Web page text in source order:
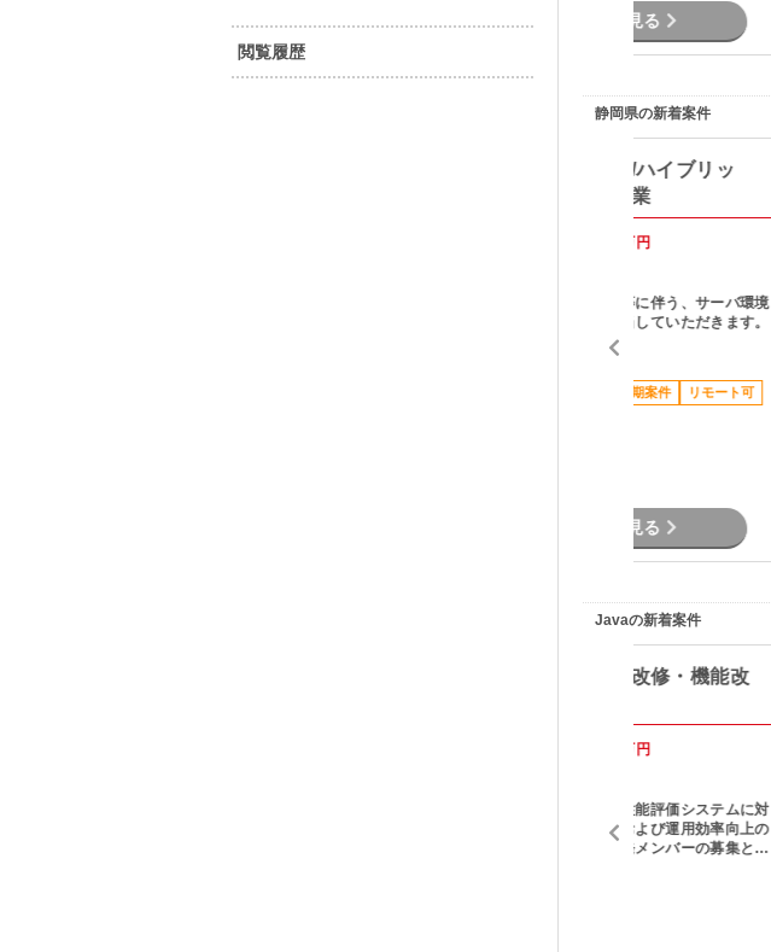
閲覧履歴
詳細を見る
静岡県の新着案件
【データーベース/ハイブリッ
ト】データ移行作業
万円
システム移行等に伴う、サーバ環境
構築作業を担当していただきます。
長期案件 リモート可
詳細を見る
Javaの新着案件
性能評価システム改修・機能改
万円
現在運用中の性能評価システムに対
する機能改善および運用効率向上の
図るための開発メンバーの募集とな